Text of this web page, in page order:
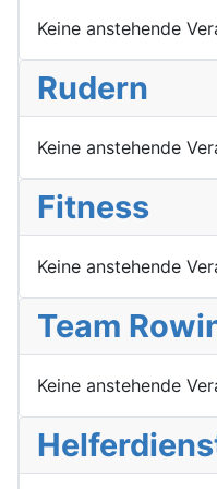
Keine anstehende
Rudern
Keine anstehende
Fitness
Keine anstehende
Team
Keine anstehende